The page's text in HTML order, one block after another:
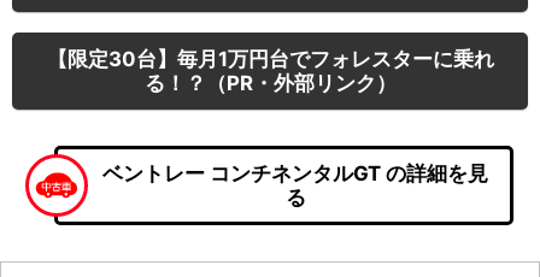
【限定30台】毎月1万円台でフォレスターに乗れ
る！？（PR・外部リンク）
ベントレー コンチネンタルGT の詳細を見
る